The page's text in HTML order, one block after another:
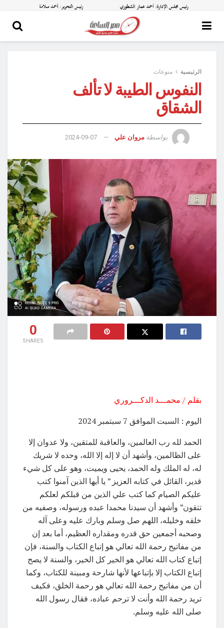
الرئيسية منوعات
النفوس الطيبة لا تألف
الشقاق
بواسطة مروان علي 2024-09-07
0
SHARES
بقلم / محمـــد الدكـــروري
اليوم : السبت الموافق 7 سبتمبر 2024
الحمد لله رب العالمين، والعاقبة للمتقين، ولا عدوان إلا
على الظالمين، وأشهد أن لا إله إلا الله، وحده لا شريك
له، له الملك وله الحمد، يحيى ويميت، وهو على كل شيء
قدير، القائل في كتابه العزيز ” يا أيها الذين آمنوا كتب
عليكم الصيام كما كتب علي الذين من قبلكم لعلكم
تتقون” وأشهد أن سيدنا محمدا عبده ورسوله، وصفيه من
خلقه وخليله، اللهم صل وسلم وبارك عليه وعلى آله
وصحبه أجمعين حق قدره ومقداره العظيم، أما بعد إن
من مفاتيح رحمة الله تعالي هو إتباع الكتاب والسنة، فإن
إتباع كتاب الله تعالي هو الخير كل الخير، والسنة لا يصح
إتباع الكتاب إلا بإتباعها لأنها شارحة ومبينة للكتاب، وكما
أن من مفاتيح رحمة الله تعالي هو رحمة الخلق، فكيف
تريد رحمة الله وأنت لا ترحم عباده، فقال رسول الله
صلى الله عليه وسلم.